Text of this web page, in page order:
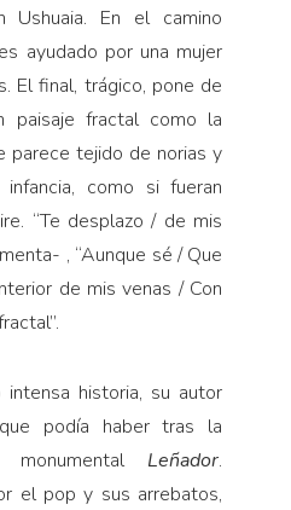
En el camino
ayudado por una mujer
El final, trágico, pone de
paisaje fractal como la
parece tejido de norias y
como si fueran
“Te desplazo / de mis
, “Aunque sé / Que
de mis venas / Con
historia, su autor
podía haber tras la
Leñador.
el pop y sus arrebatos,